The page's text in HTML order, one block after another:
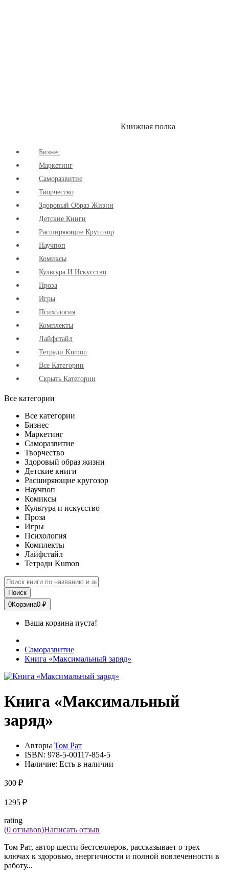
Книжная полка
Бизнес
Маркетинг
Cаморазвитие
Творчество
Здоровый Образ Жизни
Детские Книги
Расширяющие Кругозор
Научпоп
Комиксы
Культура И Искусство
Проза
Игры
Психология
Комплекты
Лайфстайл
Тетради Kumon
Все Категории
Скрыть Категории
Все категории
Все категории
Бизнес
Маркетинг
Саморазвитие
Творчество
Здоровый образ жизни
Детские книги
Расширяющие кругозор
Научпоп
Комиксы
Культура и искусство
Проза
Игры
Психология
Комплекты
Лайфстайл
Тетради Kumon
Поиск
0Корзина0 ₽
Ваша корзина пуста!
Саморазвитие
Книга «Максимальный заряд»
Книга «Максимальный
заряд»
Авторы Том Рат
ISBN: 978-5-00117-854-5
Наличие: Есть в наличии
300 ₽
1295 ₽
rating
(0 отзывов)Написать отзыв
Том Рат, автор шести бестселлеров, рассказывает о трех
ключах к здоровью, энергичности и полной вовлеченности в
работу...